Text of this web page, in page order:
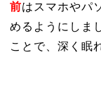
前はスマホやパ
めるようにしま
ことで、深く眠